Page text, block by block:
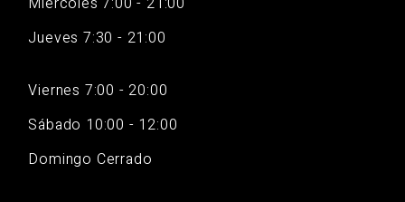
Jueves 7:30 - 21:00
Viernes 7:00 - 20:00
Sábado 10:00 - 12:00
Domingo Cerrado